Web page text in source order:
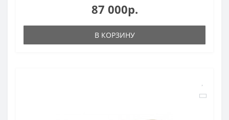
87 000р.
В КОРЗИНУ